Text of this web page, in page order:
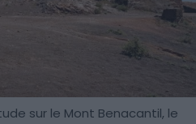
sur le Mont Benacantil, le